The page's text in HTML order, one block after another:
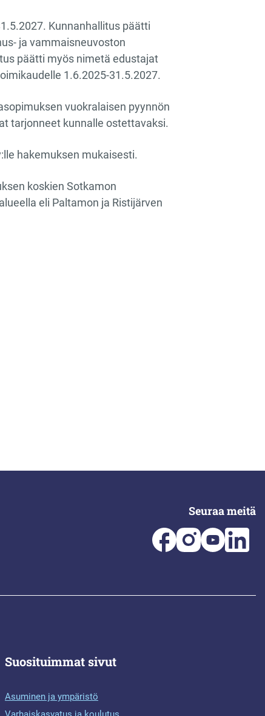
Kunnanhallitus päätti
ja vammaisneuvoston
päätti myös nimetä edustajat
1.6.2025-31.5.2027.
vuokralaisen pyynnön
tarjonneet kunnalle ostettavaksi.
hakemuksen mukaisesti.
koskien Sotkamon
eli Paltamon ja Ristijärven
Seuraa meitä
Suosituimmat sivut
Asuminen ja ympäristö